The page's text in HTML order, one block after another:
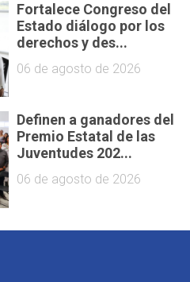
Fortalece Congreso del
Estado diálogo por los
derechos y des...
06 de agosto de 2026
Definen a ganadores del
Premio Estatal de las
Juventudes 202...
06 de agosto de 2026